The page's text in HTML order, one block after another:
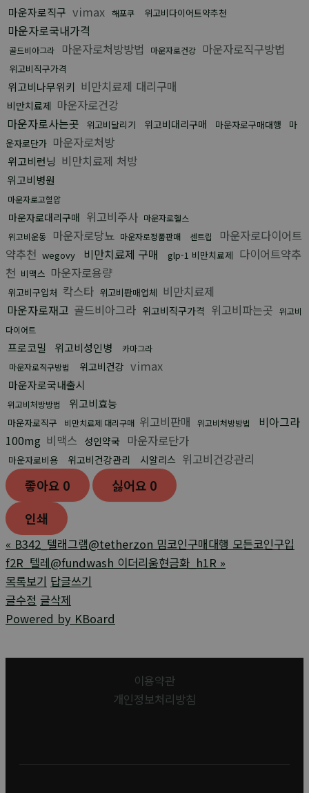
마운자로직구 vimax 해포쿠 위고비다이어트약추천
마운자로국내가격
골드비아그라 마운자로처방방법 마운자로건강 마운자로직구방법
위고비직구가격
위고비나무위키 비만치료제 대리구매
비만치료제 마운자로건강
마운자로사는곳
위고비달리기 위고비대리구매 마운자로구매대행
마
운자로단가 마운자로처방
위고비런닝 비만치료제 처방
위고비병원
마운자로고혈압
마운자로대리구매 위고비주사 마운자로헬스
위고비운동
마운자로당뇨 마운자로정품판매 센트립
마운자로다이어트
약추천 wegovy 비만치료제 구매 glp-1 비만치료제 다이어트약추
천 비맥스 마운자로용량
위고비구입처 칵스타 위고비판매업체 비만치료제
마운자로재고 골드비아그라 위고비직구가격 위고비파는곳 위고비
다이어트
프로코밀 위고비성인병
카마그라
마운자로직구방법
위고비건강 vimax
마운자로국내출시
위고비처방방법 위고비효능
마운자로직구 비만치료제 대리구매 위고비판매 위고비처방방법
비아그라
100mg 비맥스 성인약국 마운자로단가
마운자로비용 위고비건강관리 시알리스 위고비건강관리
좋아요 0 싫어요 0
인쇄
« B342_텔래그램@tetherzon 밈코인구매대행 모든코인구입
f2R_텔레@fundwash 이더리움현금화_h1R »
목록보기 답글쓰기
글수정 글삭제
Powered by KBoard
이용약관
개인정보처리방침